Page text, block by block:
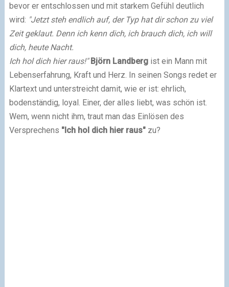
bevor er entschlossen und mit starkem Gefühl deutlich
wird: "Jetzt steh endlich auf, der Typ hat dir schon zu viel
Zeit geklaut. Denn ich kenn dich, ich brauch dich, ich will
dich, heute Nacht.
Ich hol dich hier raus!" Björn Landberg ist ein Mann mit
Lebenserfahrung, Kraft und Herz. In seinen Songs redet er
Klartext und unterstreicht damit, wie er ist: ehrlich,
bodenständig, loyal. Einer, der alles liebt, was schön ist.
Wem, wenn nicht ihm, traut man das Einlösen des
Versprechens "Ich hol dich hier raus"zu?